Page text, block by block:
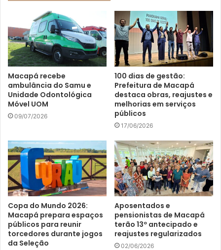
Macapá recebe
ambulância do Samu e
Unidade Odontológica
Móvel UOM
09/07/2026
100 dias de gestão:
Prefeitura de Macapá
destaca obras, reajustes e
melhorias em serviços
públicos
17/06/2026
Copa do Mundo 2026:
Macapá prepara espaços
públicos para reunir
torcedores durante jogos
da Seleção
Aposentados e
pensionistas de Macapá
terão 13º antecipado e
reajustes regularizados
02/06/2026